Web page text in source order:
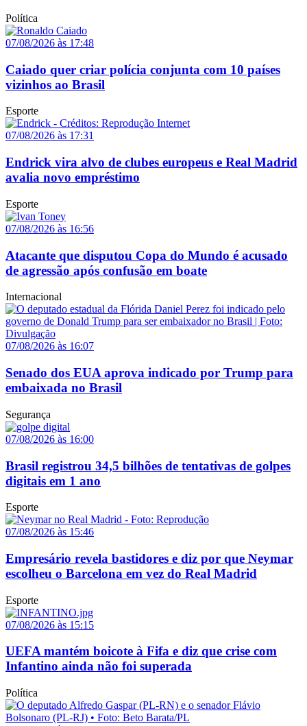
Política
07/08/2026 às 17:48
Caiado quer criar polícia conjunta com 10 países
vizinhos ao Brasil
Esporte
07/08/2026 às 17:31
Endrick vira alvo de clubes europeus e Real Madrid
avalia novo empréstimo
Esporte
07/08/2026 às 16:56
Atacante que disputou Copa do Mundo é acusado
de agressão após confusão em boate
Internacional
07/08/2026 às 16:07
Senado dos EUA aprova indicado por Trump para
embaixada no Brasil
Segurança
07/08/2026 às 16:00
Brasil registrou 34,5 bilhões de tentativas de golpes
digitais em 1 ano
Esporte
07/08/2026 às 15:46
Empresário revela bastidores e diz por que Neymar
escolheu o Barcelona em vez do Real Madrid
Esporte
07/08/2026 às 15:15
UEFA mantém boicote à Fifa e diz que crise com
Infantino ainda não foi superada
Política